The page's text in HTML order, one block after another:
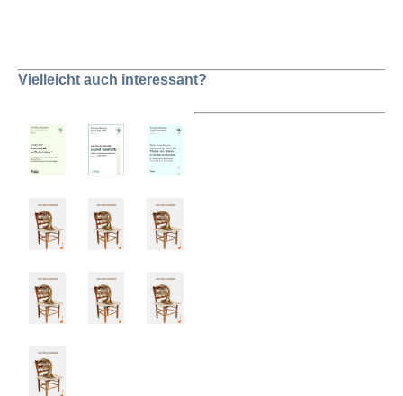
Vielleicht auch interessant?